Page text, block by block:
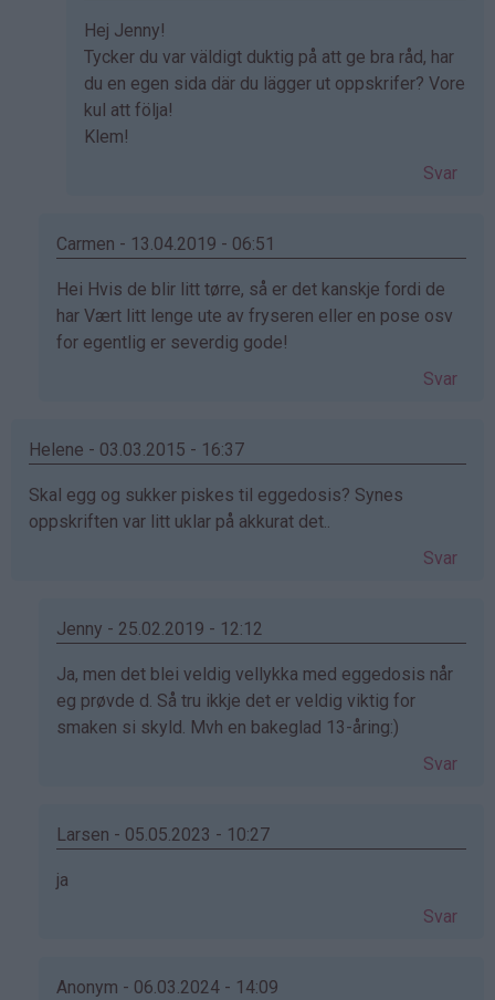
bekreftet)
Som
svar
på
av
Jenny
Hej Jenny!
Tycker du var väldigt duktig på att ge bra råd, har
du en egen sida där du lägger ut oppskrifer? Vore
kul att följa!
Klem!
Svar
Carmen - 13.04.2019 - 06:51
Som
svar
på
bekreftet)
Hei Hvis de blir litt tørre, så er det kanskje fordi de
har Vært litt lenge ute av fryseren eller en pose osv
for egentlig er severdig gode!
Svar
Helene - 03.03.2015 - 16:37
Skal egg og sukker piskes til eggedosis? Synes
oppskriften var litt uklar på akkurat det..
Svar
Jenny - 25.02.2019 - 12:12
Som
svar
på
bekreftet)
Ja, men det blei veldig vellykka med eggedosis når
eg prøvde d. Så tru ikkje det er veldig viktig for
smaken si skyld. Mvh en bakeglad 13-åring:)
Svar
Larsen - 05.05.2023 - 10:27
Som
Helene
ja
Svar
Anonym - 06.03.2024 - 14:09